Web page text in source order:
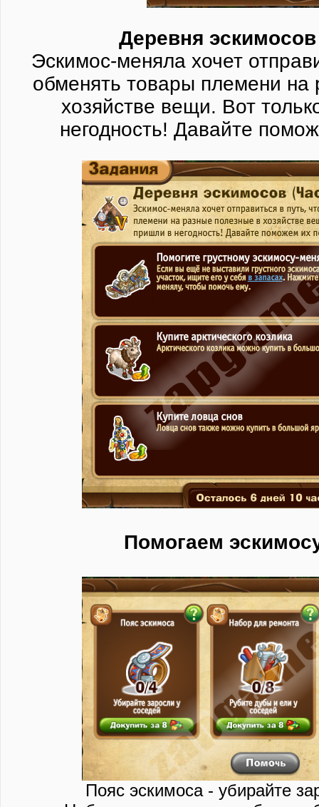
Деревня эскимосов
Эскимос-меняла хочет
обменять товары племени на
хозяйстве вещи. Вот
негодность! Давайте
Помогаем
Пояс эскимоса - убирайте